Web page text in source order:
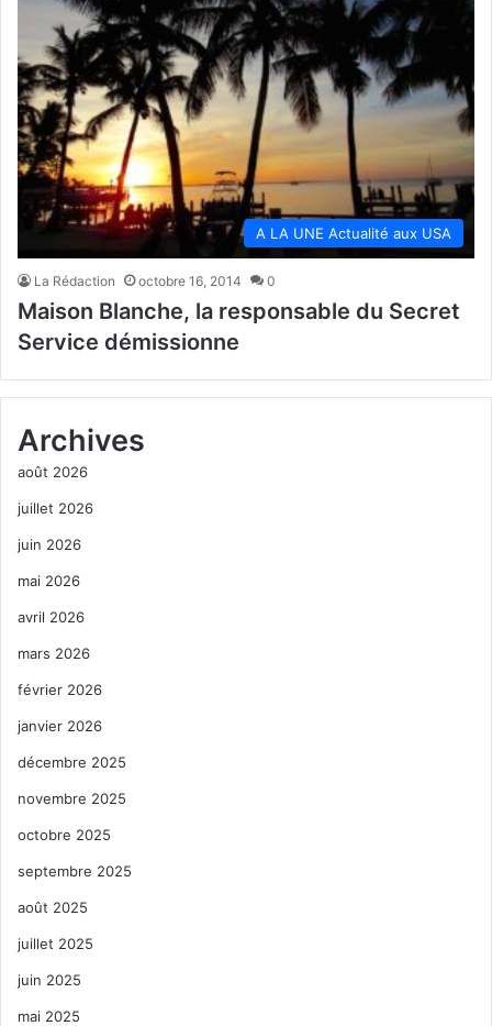
A LA UNE Actualité aux USA
La Rédaction octobre 16, 2014 0
Maison Blanche, la responsable du Secret
Service démissionne
Archives
août 2026
juillet 2026
juin 2026
mai 2026
avril 2026
mars 2026
février 2026
janvier 2026
décembre 2025
novembre 2025
octobre 2025
septembre 2025
août 2025
juillet 2025
juin 2025
mai 2025